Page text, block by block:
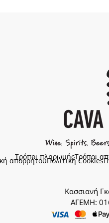
Τρόποι πληρωμήςΤρόποι
απορρήτουΠολιτική Cookies
Κασσιανή
ΑΓΕΜΗ: